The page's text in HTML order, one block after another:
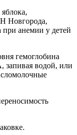
Новгорода,
при анемии у детей
гемоглобина
запивая водой, или